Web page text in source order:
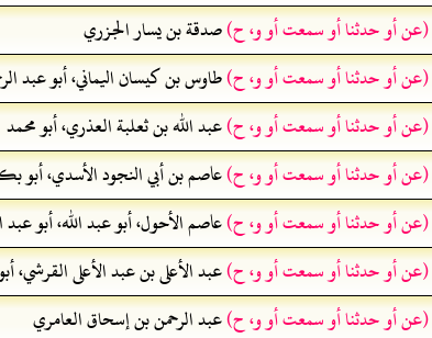
(عن أو حدثنا أو سمعت أو و، ح)صدقة بن يسار الجزري
(عن أو حدثنا أو سمعت أو و، ح)طاوس بن كيسان اليماني، أبو عبد
(عن أو حدثنا أو سمعت أو و، ح)عبد الله بن ثعلبة العذري، أبو محمد
(عن أو حدثنا أو سمعت أو و، ح)عاصم بن أبي النجود الأسدي، أبو
(عن أو حدثنا أو سمعت أو و، ح)عاصم الأحول، أبو عبد الله، أبو عبد
(عن أو حدثنا أو سمعت أو و، ح)عبد الأعلى بن عبد الأعلى القرشي،
(عن أو حدثنا أو سمعت أو و، ح)عبد الرحمن بن إسحاق العامري